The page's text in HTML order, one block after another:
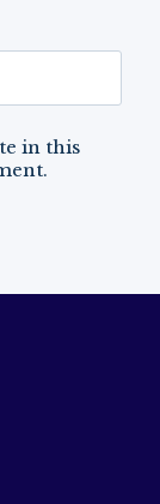
in this